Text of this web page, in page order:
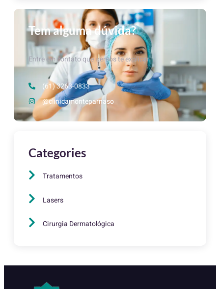
Tem alguma dúvida?
Entre em contato que iremos te explicar.
(61) 3263-0833
@clinicamonteparnaso
Categories
Tratamentos
Lasers
Cirurgia Dermatológica